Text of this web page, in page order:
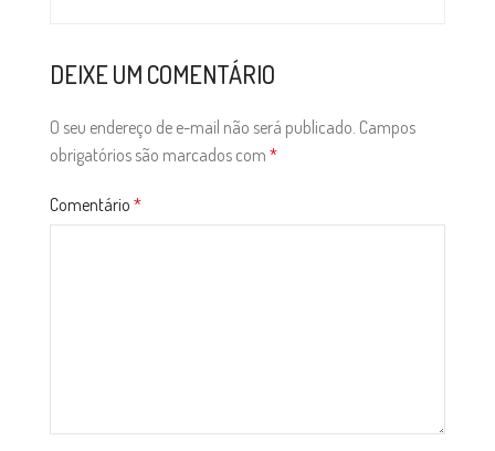
DEIXE UM COMENTÁRIO
O seu endereço de e-mail não será publicado. Campos
obrigatórios são marcados com *
Comentário *